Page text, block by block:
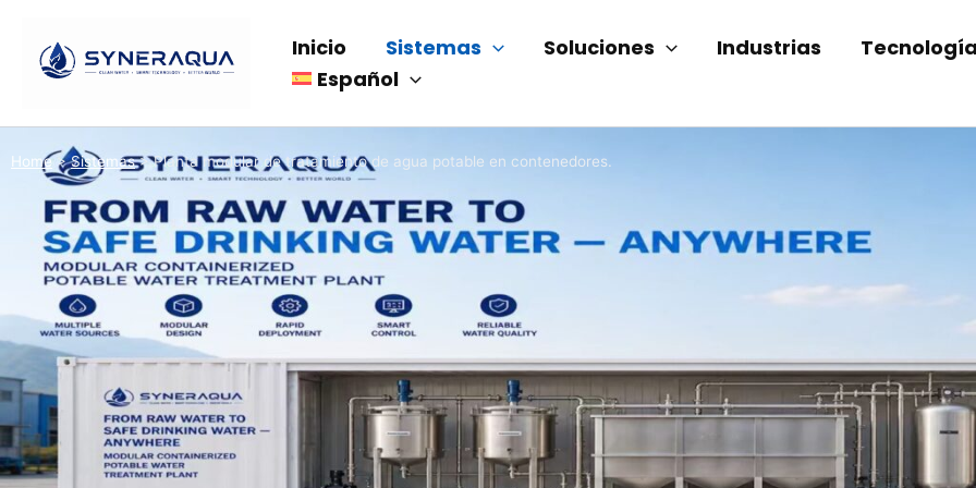
contenido
Inicio Sistemas Soluciones Industrias Tecnología
Español
Home>Sistemas>Planta modular de tratamiento de agua potable en contenedores.